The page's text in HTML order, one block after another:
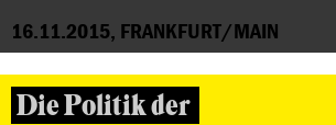
16.11.2015, FRANKFURT/MAIN
Die Politik der